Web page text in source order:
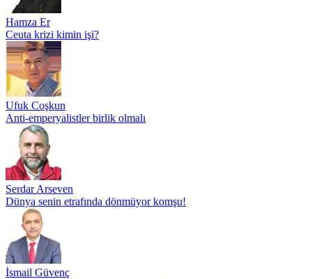
Hamza Er
Ceuta krizi kimin işi?
Ufuk Coşkun
Anti-emperyalistler birlik olmalı
Serdar Arseven
Dünya senin etrafında dönmüyor komşu!
İsmail Güvenç